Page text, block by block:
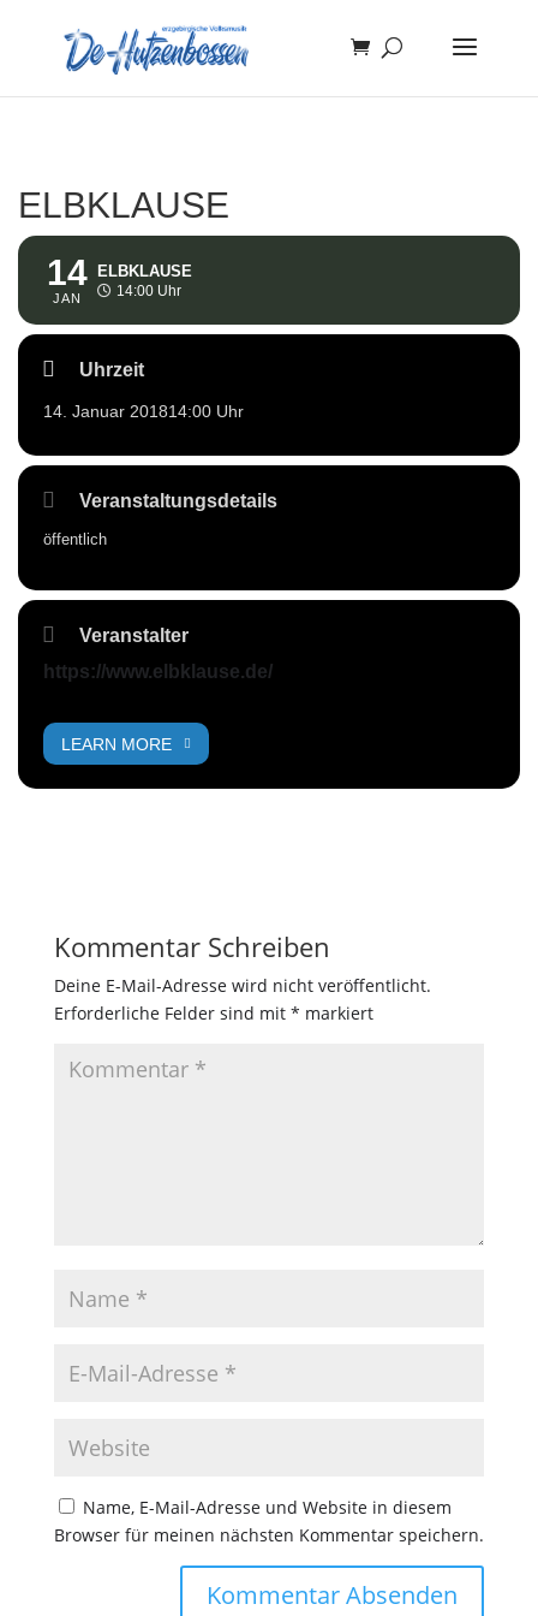
ELBKLAUSE
14
JAN
ELBKLAUSE
14:00 Uhr
Uhrzeit
14. Januar 201814:00 Uhr
Veranstaltungsdetails
öffentlich
Veranstalter
https://www.elbklause.de/
LEARN MORE
Kommentar Schreiben
Deine E-Mail-Adresse wird nicht veröffentlicht.
Erforderliche Felder sind mit * markiert
Name, E-Mail-Adresse und Website in diesem
Browser für meinen nächsten Kommentar speichern.